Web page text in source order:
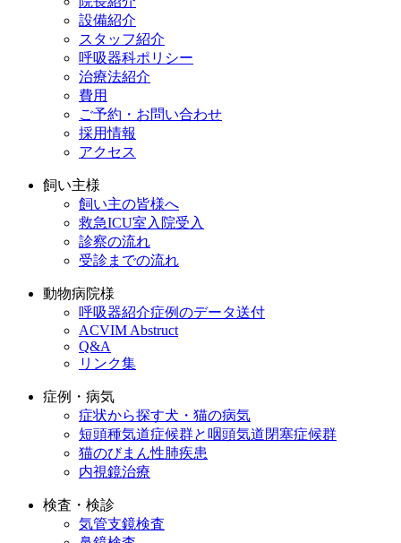
設備紹介
スタッフ紹介
呼吸器科ポリシー
治療法紹介
費用
ご予約・お問い合わせ
採用情報
アクセス
飼い主様
飼い主の皆様へ
救急ICU室入院受入
診察の流れ
受診までの流れ
動物病院様
呼吸器紹介症例のデータ送付
ACVIM Abstruct
Q&A
リンク集
症例・病気
症状から探す犬・猫の病気
短頭種気道症候群と咽頭気道閉塞症候群
猫のびまん性肺疾患
内視鏡治療
検査・検診
気管支鏡検査